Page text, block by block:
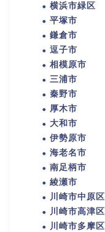
横浜市緑区
平塚市
鎌倉市
逗子市
相模原市
三浦市
秦野市
厚木市
大和市
伊勢原市
海老名市
南足柄市
綾瀬市
川崎市中原区
川崎市高津区
川崎市多摩区